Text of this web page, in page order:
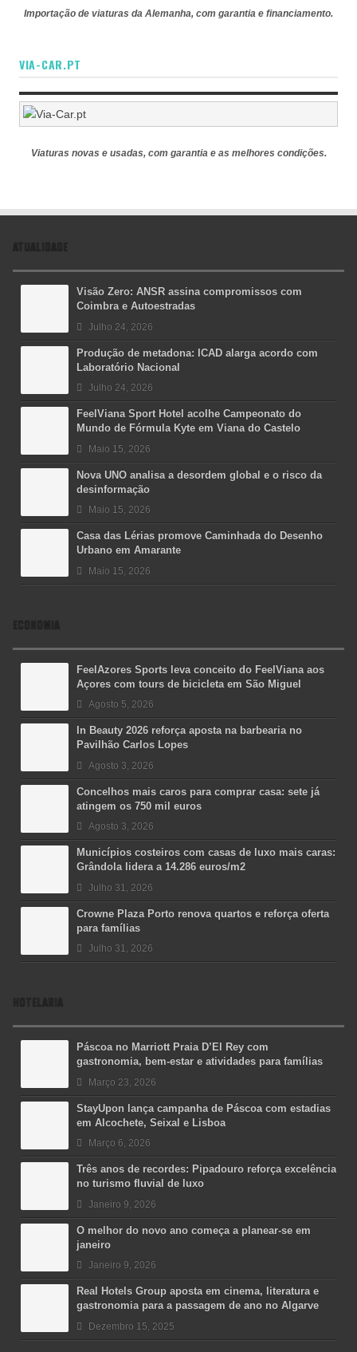
Importação de viaturas da Alemanha, com garantia e financiamento.
VIA-CAR.PT
Viaturas novas e usadas, com garantia e as melhores condições.
ATUALIDADE
Visão Zero: ANSR assina compromissos com
Coimbra e Autoestradas
Julho 24, 2026
Produção de metadona: ICAD alarga acordo com
Laboratório Nacional
Julho 24, 2026
FeelViana Sport Hotel acolhe Campeonato do
Mundo de Fórmula Kyte em Viana do Castelo
Maio 15, 2026
Nova UNO analisa a desordem global e o risco da
desinformação
Maio 15, 2026
Casa das Lérias promove Caminhada do Desenho
Urbano em Amarante
Maio 15, 2026
ECONOMIA
FeelAzores Sports leva conceito do FeelViana aos
Açores com tours de bicicleta em São Miguel
Agosto 5, 2026
In Beauty 2026 reforça aposta na barbearia no
Pavilhão Carlos Lopes
Agosto 3, 2026
Concelhos mais caros para comprar casa: sete já
atingem os 750 mil euros
Agosto 3, 2026
Municípios costeiros com casas de luxo mais caras:
Grândola lidera a 14.286 euros/m2
Julho 31, 2026
Crowne Plaza Porto renova quartos e reforça oferta
para famílias
Julho 31, 2026
HOTELARIA
Páscoa no Marriott Praia D’El Rey com
gastronomia, bem-estar e atividades para famílias
Março 23, 2026
StayUpon lança campanha de Páscoa com estadias
em Alcochete, Seixal e Lisboa
Março 6, 2026
Três anos de recordes: Pipadouro reforça excelência
no turismo fluvial de luxo
Janeiro 9, 2026
O melhor do novo ano começa a planear-se em
janeiro
Janeiro 9, 2026
Real Hotels Group aposta em cinema, literatura e
gastronomia para a passagem de ano no Algarve
Dezembro 15, 2025